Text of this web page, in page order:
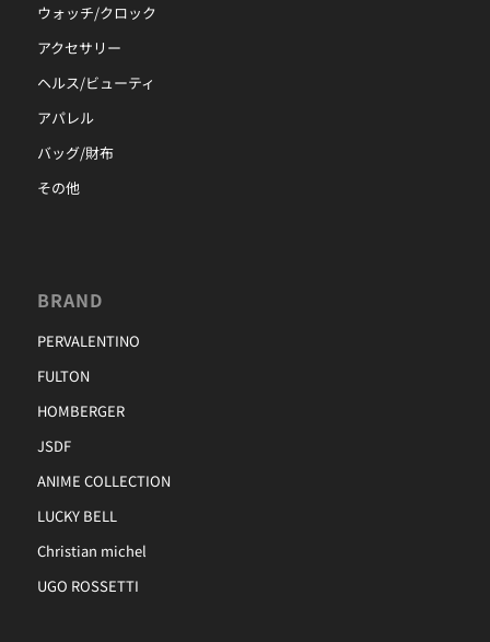
ウォッチ/クロック
アクセサリー
ヘルス/ビューティ
アパレル
バッグ/財布
その他
BRAND
PERVALENTINO
FULTON
HOMBERGER
JSDF
ANIME COLLECTION
LUCKY BELL
Christian michel
UGO ROSSETTI